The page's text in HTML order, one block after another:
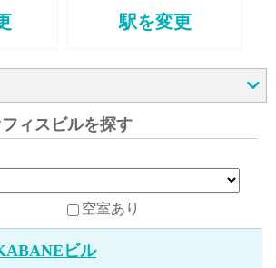
駅を変更
ィスビルを探す
空室あり
ビル